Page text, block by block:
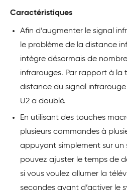
Caractéristiques
Afin d’augmenter le signal
le problème de la distance
intègre désormais de
infrarouges. Par rapport à la
distance du signal
U2 a doublé.
En utilisant des touches
plusieurs commandes à
appuyant simplement sur un
pouvez ajuster le temps de
si vous voulez allumer la
secondes avant d’activer le